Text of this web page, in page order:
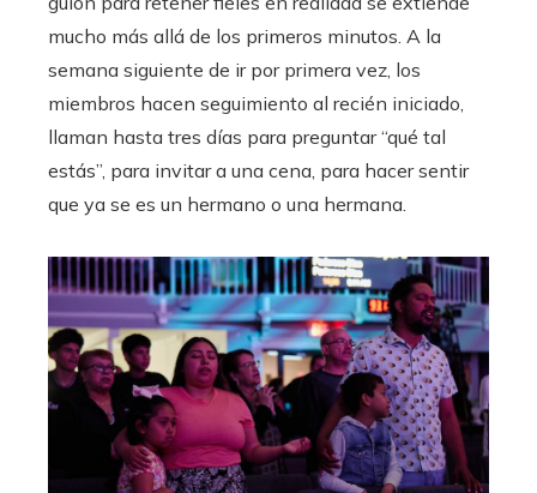
mucho más allá de los primeros minutos. A la
semana siguiente de ir por primera vez, los
miembros hacen seguimiento al recién iniciado,
llaman hasta tres días para preguntar “qué tal
estás”, para invitar a una cena, para hacer sentir
que ya se es un hermano o una hermana.